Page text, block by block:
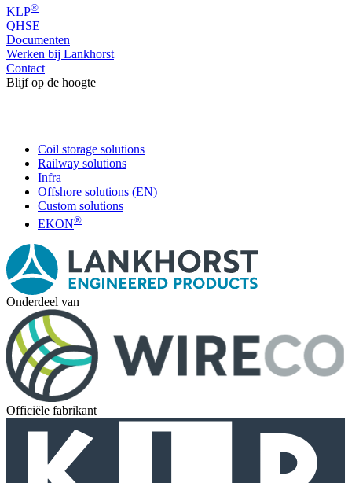
KLP®
QHSE
Documenten
Werken bij Lankhorst
Contact
Blijf op de hoogte
Coil storage solutions
Railway solutions
Infra
Offshore solutions (EN)
Custom solutions
EKON®
Onderdeel van
Officiële fabrikant